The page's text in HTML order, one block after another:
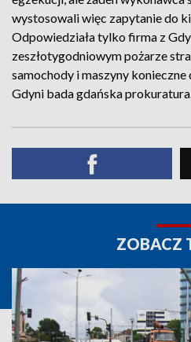
wystosowali więc zapytanie do
Odpowiedziała tylko firma z
zeszłotygodniowym pożarze
samochody i maszyny konieczne
Gdyni bada gdańska
ZOBACZ